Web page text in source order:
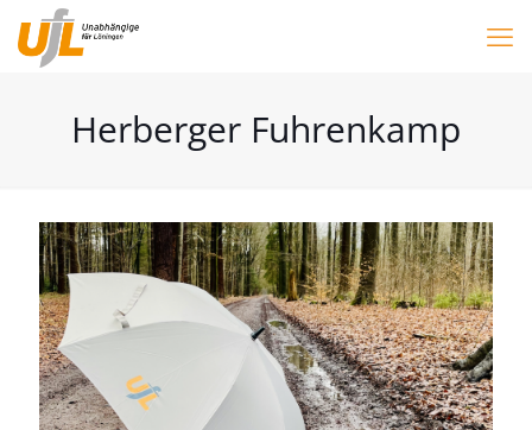
Herberger Fuhrenkamp